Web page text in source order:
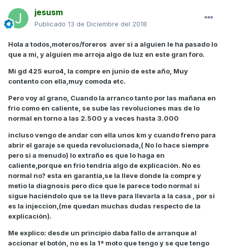
jesusm
Publicado 13 de Diciembre del 2018
Hola a todos,moteros/foreros aver si a alguien le ha pasado lo
que a mi, y alguien me arroja algo de luz en este gran foro.
Mi gd 425 euro4, la compre en junio de este año, Muy
contento con ella,muy comoda etc.
Pero voy al grano, Cuando la arranco tanto por las mañana en
frio como en caliente, se sube las revoluciones mas de lo
normal en torno a las 2.500 y a veces hasta 3.000
incluso vengo de andar con ella unos km y cuando freno para
abrir el garaje se queda revolucionada,( No lo hace siempre
pero si a menudo) lo extraño es que lo haga en
caliente,porque en frio tendría algo de explicación. No es
normal no? esta en garantía,se la lleve donde la compre y
metio la diagnosis pero dice que le parece todo normal si
sigue haciéndolo que se la lleve para llevarla a la casa , por si
es la injeccion,(me quedan muchas dudas respecto de la
explicación).
Me explico: desde un principio daba fallo de arranque al
accionar el botón, no es la 1ª moto que tengo y se que tengo